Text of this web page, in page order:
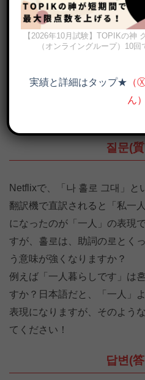
질문(
Netflixで、「나 홀로 그대」と
翻訳機で直訳されると「私一
になったのが「一人」の表現
すが、홀로は、助詞の로とく
う意味が強くなりますか？
例えば「一人暮らしです」は
すか？日本語だと、「一人」
表現になりますが、そのよう
てください！
답변(
【2026年10月試験】TOPIKの神
（オンライングループ）10
実績と詳細はタップ★ （
ん）